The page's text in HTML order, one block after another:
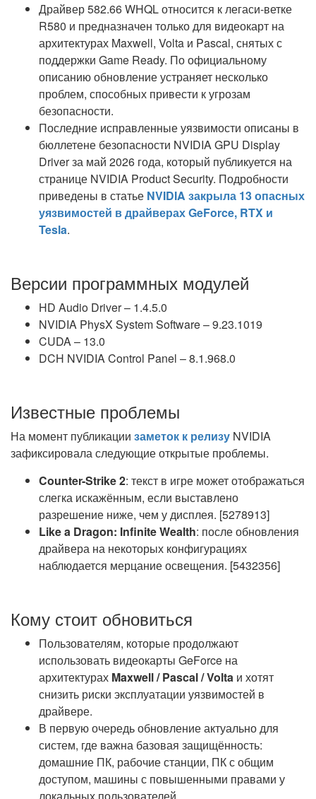
Драйвер 582.66 WHQL относится к легаси-ветке
R580 и предназначен только для видеокарт на
архитектурах Maxwell, Volta и Pascal, снятых с
поддержки Game Ready. По официальному
описанию обновление устраняет несколько
проблем, способных привести к угрозам
безопасности.
Последние исправленные уязвимости описаны в
бюллетене безопасности NVIDIA GPU Display
Driver за май 2026 года, который публикуется на
странице NVIDIA Product Security. Подробности
приведены в статье NVIDIA закрыла 13 опасных
уязвимостей в драйверах GeForce, RTX и
Tesla.
Версии программных модулей
HD Audio Driver – 1.4.5.0
NVIDIA PhysX System Software – 9.23.1019
CUDA – 13.0
DCH NVIDIA Control Panel – 8.1.968.0
Известные проблемы
На момент публикации заметок к релизу NVIDIA
зафиксировала следующие открытые проблемы.
Counter-Strike 2: текст в игре может отображаться
слегка искажённым, если выставлено
разрешение ниже, чем у дисплея. [5278913]
Like a Dragon: Infinite Wealth: после обновления
драйвера на некоторых конфигурациях
наблюдается мерцание освещения. [5432356]
Кому стоит обновиться
Пользователям, которые продолжают
использовать видеокарты GeForce на
архитектурах Maxwell / Pascal / Volta и хотят
снизить риски эксплуатации уязвимостей в
драйвере.
В первую очередь обновление актуально для
систем, где важна базовая защищённость:
домашние ПК, рабочие станции, ПК с общим
доступом, машины с повышенными правами у